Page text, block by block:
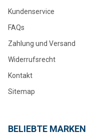
Kundenservice
FAQs
Zahlung und Versand
Widerrufsrecht
Kontakt
Sitemap
BELIEBTE MARKEN